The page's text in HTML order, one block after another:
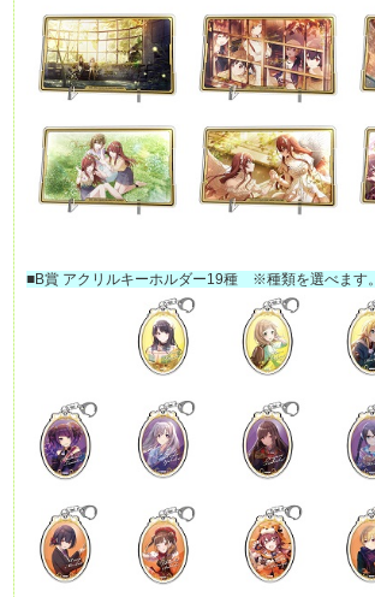
■B賞 アクリルキーホルダー19種 ※種類を選べます。